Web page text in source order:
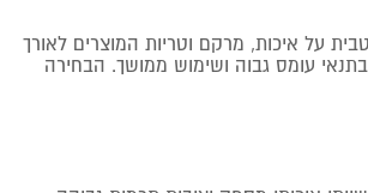
על איכות, מרקם וטריות המוצרים לאורך
עומס גבוה ושימוש ממושך. הבחירה